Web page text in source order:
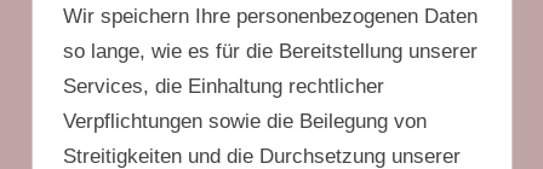
Wir speichern Ihre personenbezogenen Daten
so lange, wie es für die Bereitstellung unserer
Services, die Einhaltung rechtlicher
Verpflichtungen sowie die Beilegung von
Streitigkeiten und die Durchsetzung unserer